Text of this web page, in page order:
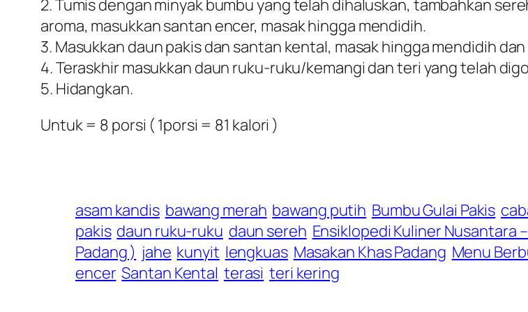
2. Tumis dengan minyak bumbu yang telah dihaluskan, tambahkan
aroma, masukkan santan encer, masak hingga mendidih.
3. Masukkan daun pakis dan santan kental, masak hingga mendidih
4. Teraskhir masukkan daun ruku-ruku/kemangi dan teri yang telah
5. Hidangkan.
Untuk = 8 porsi ( 1porsi = 81 kalori )
asam kandis bawang merah bawang putih Bumbu Gulai Pakis
pakis daun ruku-ruku daun sereh Ensiklopedi Kuliner Nusantara
Padang ) jahe kunyit lengkuas Masakan Khas Padang Menu
encer Santan Kental terasi teri kering